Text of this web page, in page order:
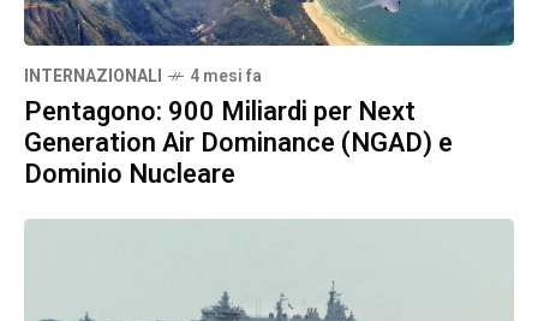
INTERNAZIONALI 4 mesi fa
Pentagono: 900 Miliardi per Next
Generation Air Dominance (NGAD) e
Dominio Nucleare